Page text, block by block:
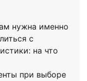
нужна именно
с
на что
при выборе